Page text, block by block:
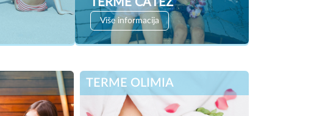
TERME ČATEŽ
Više informacija
TERME OLIMIA